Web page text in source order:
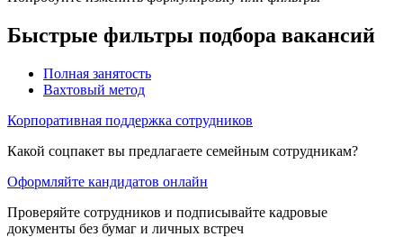
Быстрые фильтры подбора вакансий
Полная занятость
Вахтовый метод
Корпоративная поддержка сотрудников
Какой соцпакет вы предлагаете семейным сотрудникам?
Оформляйте кандидатов онлайн
Проверяйте сотрудников и подписывайте кадровые
документы без бумаг и личных встреч